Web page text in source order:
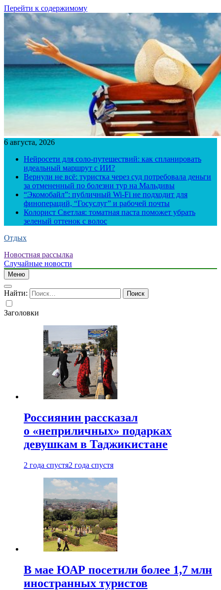
Перейти к содержимому
6 августа, 2026
Нейросети для соло-путешествий: как спланировать
идеальный маршрут с ИИ?
Вернули не всё: туристка через суд потребовала деньги
за отмененный по болезни тур на Мальдивы
“Экомобайл”: публичный Wi-Fi не подходит для
финопераций, “Госуслуг” и рабочей почты
Колорист Светлая: томатная паста поможет убрать
зеленый оттенок с волос
Отдых
Новостная рассылка
Случайные новости
Меню
Найти:
Заголовки
Россиянин рассказал
о «неприличных» подарках
девушкам в Таджикистане
2 года спустя2 года спустя
В мае ЮАР посетили более 1,7 млн
иностранных туристов